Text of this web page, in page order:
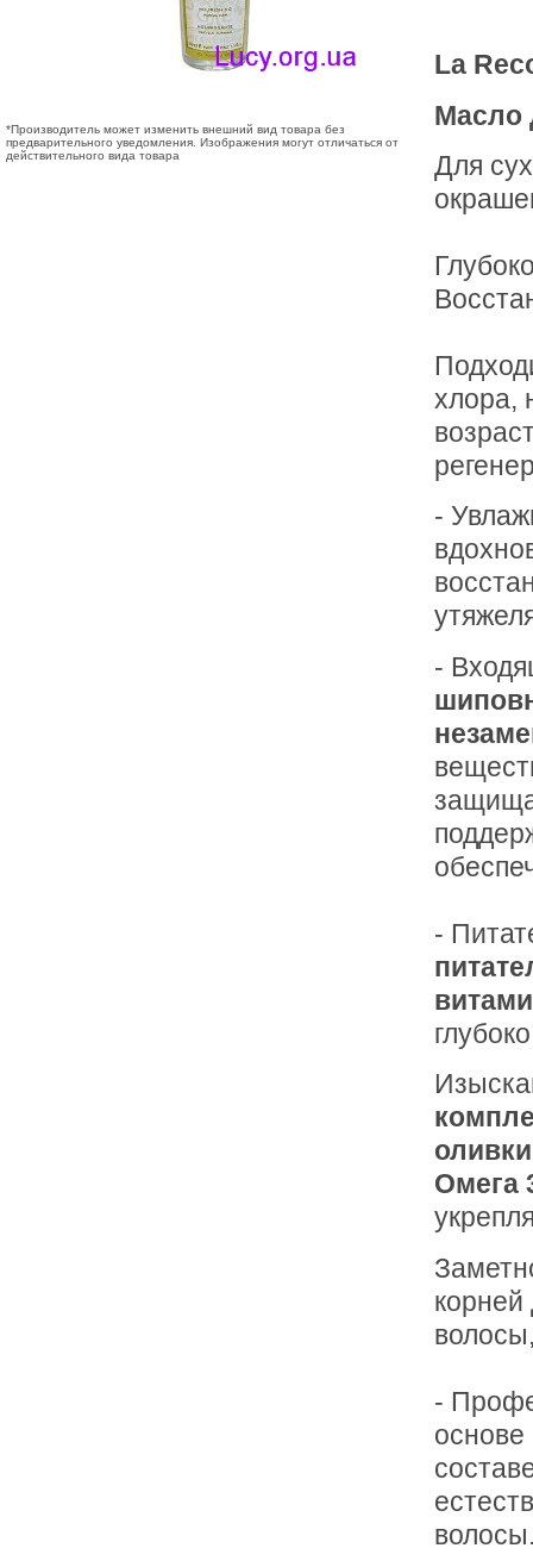
*Производитель может изменить внешний вид товара без
предварительного уведомления. Изображения могут отличаться от
действительного вида товара
La
Масло
Для
хлора,
-
-
-
Омега
-